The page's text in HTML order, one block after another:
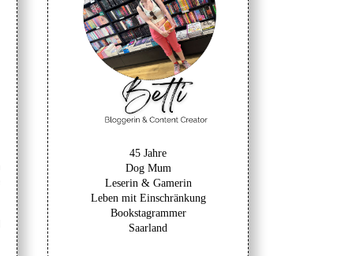
45 Jahre
Dog Mum
Leserin & Gamerin
Leben mit Einschränkung
Bookstagrammer
Saarland